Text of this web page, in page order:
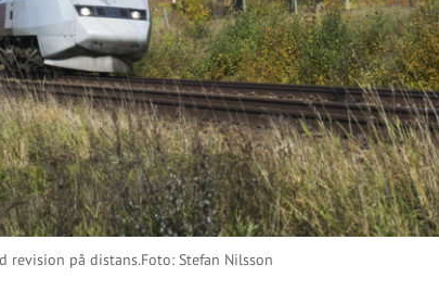
revision på distans.Foto: Stefan Nilsson